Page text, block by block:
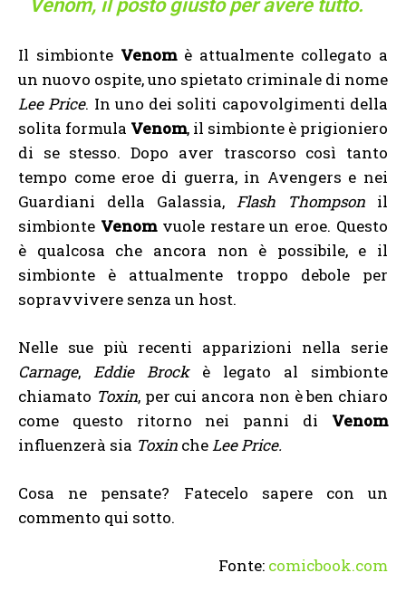
Venom, il posto giusto per avere tutto.
Il simbionte Venomè attualmente collegato a
un nuovo ospite, uno spietato criminale di nome
Lee Price. In uno dei soliti capovolgimenti della
solita formula Venom, il simbionte è prigioniero
di se stesso. Dopo aver trascorso così tanto
tempo come eroe di guerra, in Avengers e nei
Guardiani della Galassia, Flash Thompson il
simbionte Venomvuole restare un eroe. Questo
è qualcosa che ancora non è possibile, e il
simbionte è attualmente troppo debole per
sopravvivere senza un host.
Nelle sue più recenti apparizioni nella serie
Carnage, Eddie Brockè legato al simbionte
chiamato Toxin, per cui ancora non è ben chiaro
come questo ritorno nei panni di Venom
influenzerà sia Toxin cheLee Price.
Cosa ne pensate? Fatecelo sapere con un
commento qui sotto.
Fonte: comicbook.com